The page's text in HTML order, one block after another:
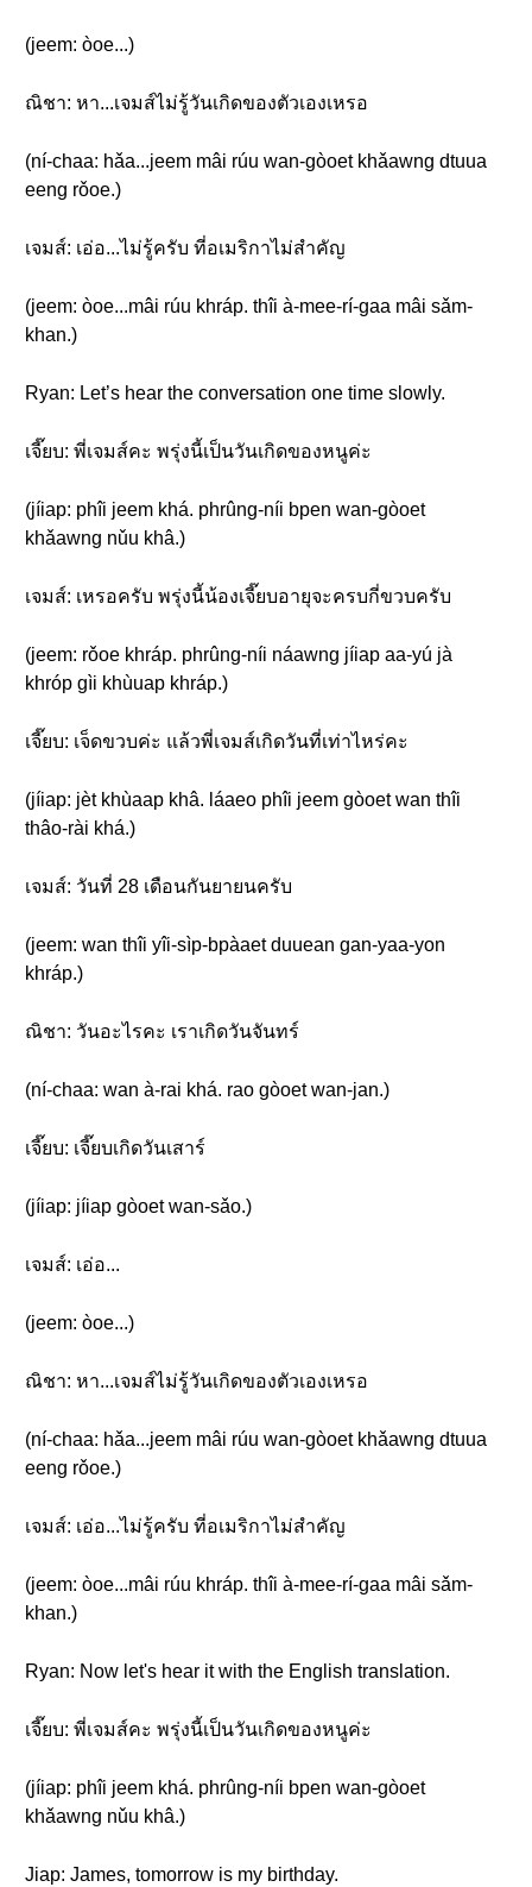
(jeem: òoe...)
ณิชา: หา...เจมส์ไม่รู้วันเกิดของตัวเองเหรอ
(ní-chaa: hǎa...jeem mâi rúu wan-gòoet khǎawng dtuua
eeng rǒoe.)
เจมส์: เอ่อ...ไม่รู้ครับ ที่อเมริกาไม่สำคัญ
(jeem: òoe...mâi rúu khráp. thîi à-mee-rí-gaa mâi sǎm-
khan.)
Ryan: Let’s hear the conversation one time slowly.
เจี๊ยบ: พี่เจมส์คะ พรุ่งนี้เป็นวันเกิดของหนูค่ะ
(jíiap: phîi jeem khá. phrûng-níi bpen wan-gòoet
khǎawng nǔu khâ.)
เจมส์: เหรอครับ พรุ่งนี้น้องเจี๊ยบอายุจะครบกี่ขวบครับ
(jeem: rǒoe khráp. phrûng-níi náawng jíiap aa-yú jà
khróp gìi khùuap khráp.)
เจี๊ยบ: เจ็ดขวบค่ะ แล้วพี่เจมส์เกิดวันที่เท่าไหร่คะ
(jíiap: jèt khùaap khâ. láaeo phîi jeem gòoet wan thîi
thâo-rài khá.)
เจมส์: วันที่ 28 เดือนกันยายนครับ
(jeem: wan thîi yîi-sìp-bpàaet duuean gan-yaa-yon
khráp.)
ณิชา: วันอะไรคะ เราเกิดวันจันทร์
(ní-chaa: wan à-rai khá. rao gòoet wan-jan.)
เจี๊ยบ: เจี๊ยบเกิดวันเสาร์
(jíiap: jíiap gòoet wan-sǎo.)
เจมส์: เอ่อ...
(jeem: òoe...)
ณิชา: หา...เจมส์ไม่รู้วันเกิดของตัวเองเหรอ
(ní-chaa: hǎa...jeem mâi rúu wan-gòoet khǎawng dtuua
eeng rǒoe.)
เจมส์: เอ่อ...ไม่รู้ครับ ที่อเมริกาไม่สำคัญ
(jeem: òoe...mâi rúu khráp. thîi à-mee-rí-gaa mâi sǎm-
khan.)
Ryan: Now let's hear it with the English translation.
เจี๊ยบ: พี่เจมส์คะ พรุ่งนี้เป็นวันเกิดของหนูค่ะ
(jíiap: phîi jeem khá. phrûng-níi bpen wan-gòoet
khǎawng nǔu khâ.)
Jiap: James, tomorrow is my birthday.